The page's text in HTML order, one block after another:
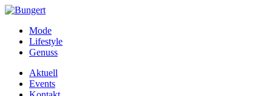
Mode
Lifestyle
Genuss
Aktuell
Events